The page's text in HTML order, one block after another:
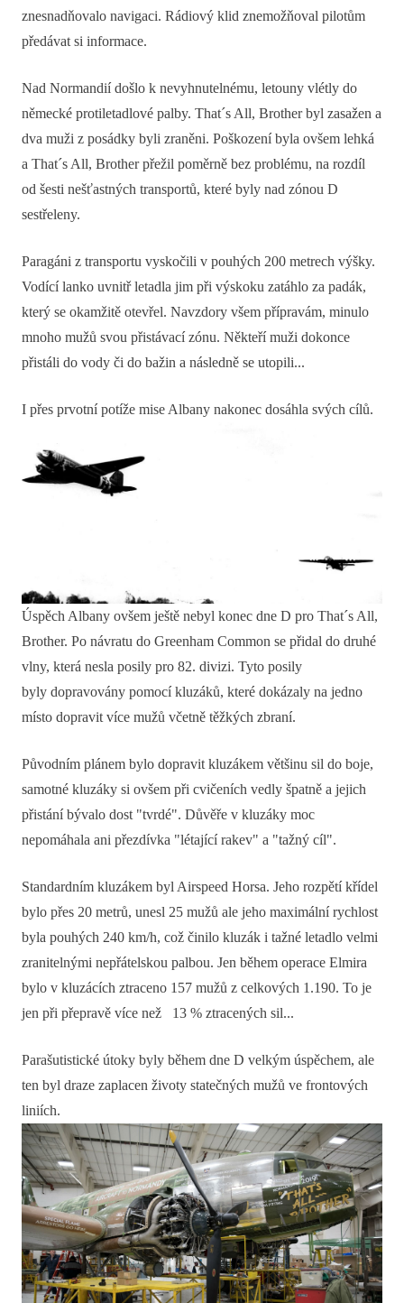
znesnadňovalo navigaci. Rádiový klid znemožňoval pilotům
předávat si informace.
Nad Normandií došlo k nevyhnutelnému, letouny vlétly do
německé protiletadlové palby. That´s All, Brother byl zasažen a
dva muži z posádky byli zraněni. Poškození byla ovšem lehká
a That´s All, Brother přežil poměrně bez problému, na rozdíl
od šesti nešťastných transportů, které byly nad zónou D
sestřeleny.
Paragáni z transportu vyskočili v pouhých 200 metrech výšky.
Vodící lanko uvnitř letadla jim při výskoku zatáhlo za padák,
který se okamžitě otevřel. Navzdory všem přípravám, minulo
mnoho mužů svou přistávací zónu. Někteří muži dokonce
přistáli do vody či do bažin a následně se utopili...
I přes prvotní potíže mise Albany nakonec dosáhla svých cílů.
Úspěch Albany ovšem ještě nebyl konec dne D pro That´s All,
Brother. Po návratu do Greenham Common se přidal do druhé
vlny, která nesla posily pro 82. divizi. Tyto posily
byly dopravovány pomocí kluzáků, které dokázaly na jedno
místo dopravit více mužů včetně těžkých zbraní.
Původním plánem bylo dopravit kluzákem většinu sil do boje,
samotné kluzáky si ovšem při cvičeních vedly špatně a jejich
přistání bývalo dost "tvrdé". Důvěře v kluzáky moc
nepomáhala ani přezdívka "létající rakev" a "tažný cíl".
Standardním kluzákem byl Airspeed Horsa. Jeho rozpětí křídel
bylo přes 20 metrů, unesl 25 mužů ale jeho maximální rychlost
byla pouhých 240 km/h, což činilo kluzák i tažné letadlo velmi
zranitelnými nepřátelskou palbou. Jen během operace Elmira
bylo v kluzácích ztraceno 157 mužů z celkových 1.190. To je
jen při přepravě více než 13 % ztracených sil...
Parašutistické útoky byly během dne D velkým úspěchem, ale
ten byl draze zaplacen životy statečných mužů ve frontových
liniích.